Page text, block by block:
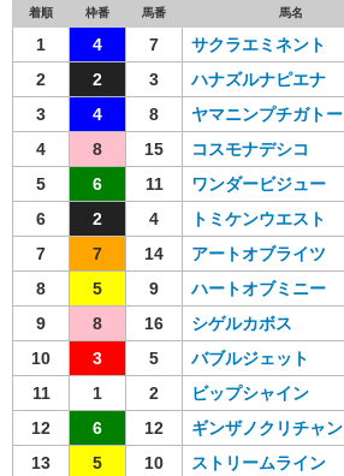
着順 枠番 馬番 馬名
1 4 7 サクラエミネント
2
2 3 ハナズルナピエナ
3
4 8 ヤマニンプチガトー
4
8 15 コスモナデシコ
5
6 11 ワンダービジュー
6
2 4 トミケンウエスト
7
7 14 アートオブライツ
8
5 9 ハートオブミニー
9
8 16 シゲルカボス
10
3 5 バブルジェット
11
1 2 ビップシャイン
12
6 12 ギンザノクリチャン
13
5 10 ストリームライン